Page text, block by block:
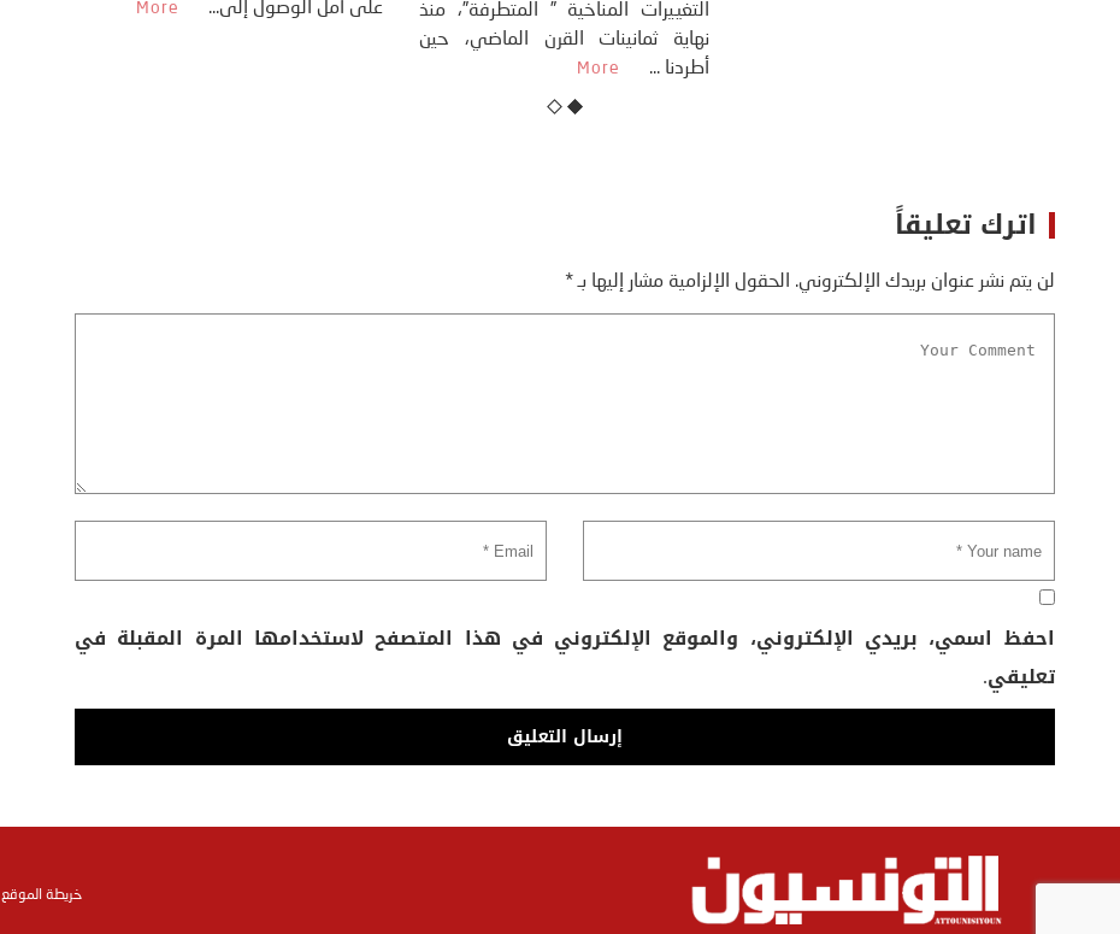
التغييرات المناخية ” المتطرفة”، منذ
اترك تعليقاً
لن يتم نشر عنوان بريدك الإلكتروني. الحقول الإلزامية مشار إليها بـ*
احفظ اسمي، بريدي الإلكتروني، والموقع الإلكتروني في هذا المتصفح لاستخدامها المرة المقبلة في
تعليقي.
خريطة الموقع